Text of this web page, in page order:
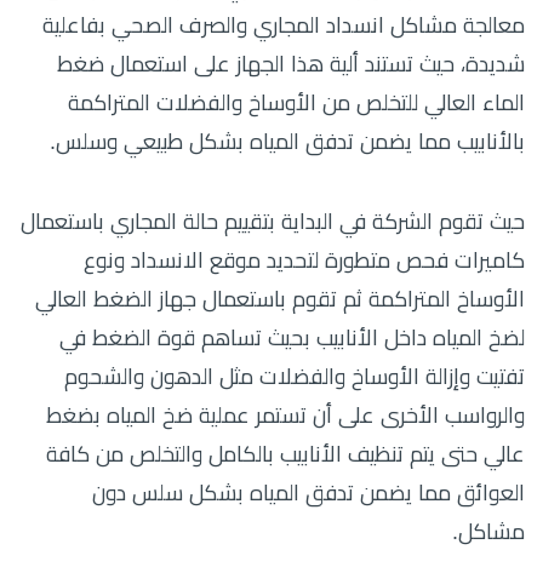
معالجة مشاكل انسداد المجاري والصرف الصحي بفاعلية
شديدة، حيث تستند ألية هذا الجهاز على استعمال ضغط
الماء العالي للتخلص من الأوساخ والفضلات المتراكمة
بالأنابيب مما يضمن تدفق المياه بشكل طبيعي وسلس.
حيث تقوم الشركة في البداية بتقييم حالة المجاري باستعمال
كاميرات فحص متطورة لتحديد موقع الانسداد ونوع
الأوساخ المتراكمة ثم تقوم باستعمال جهاز الضغط العالي
لضخ المياه داخل الأنابيب بحيث تساهم قوة الضغط في
تفتيت وإزالة الأوساخ والفضلات مثل الدهون والشحوم
والرواسب الأخرى على أن تستمر عملية ضخ المياه بضغط
عالي حتى يتم تنظيف الأنابيب بالكامل والتخلص من كافة
العوائق مما يضمن تدفق المياه بشكل سلس دون
مشاكل.